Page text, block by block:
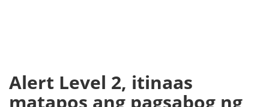
Alert Level 2, itinaas
matapos ang pagsabog ng